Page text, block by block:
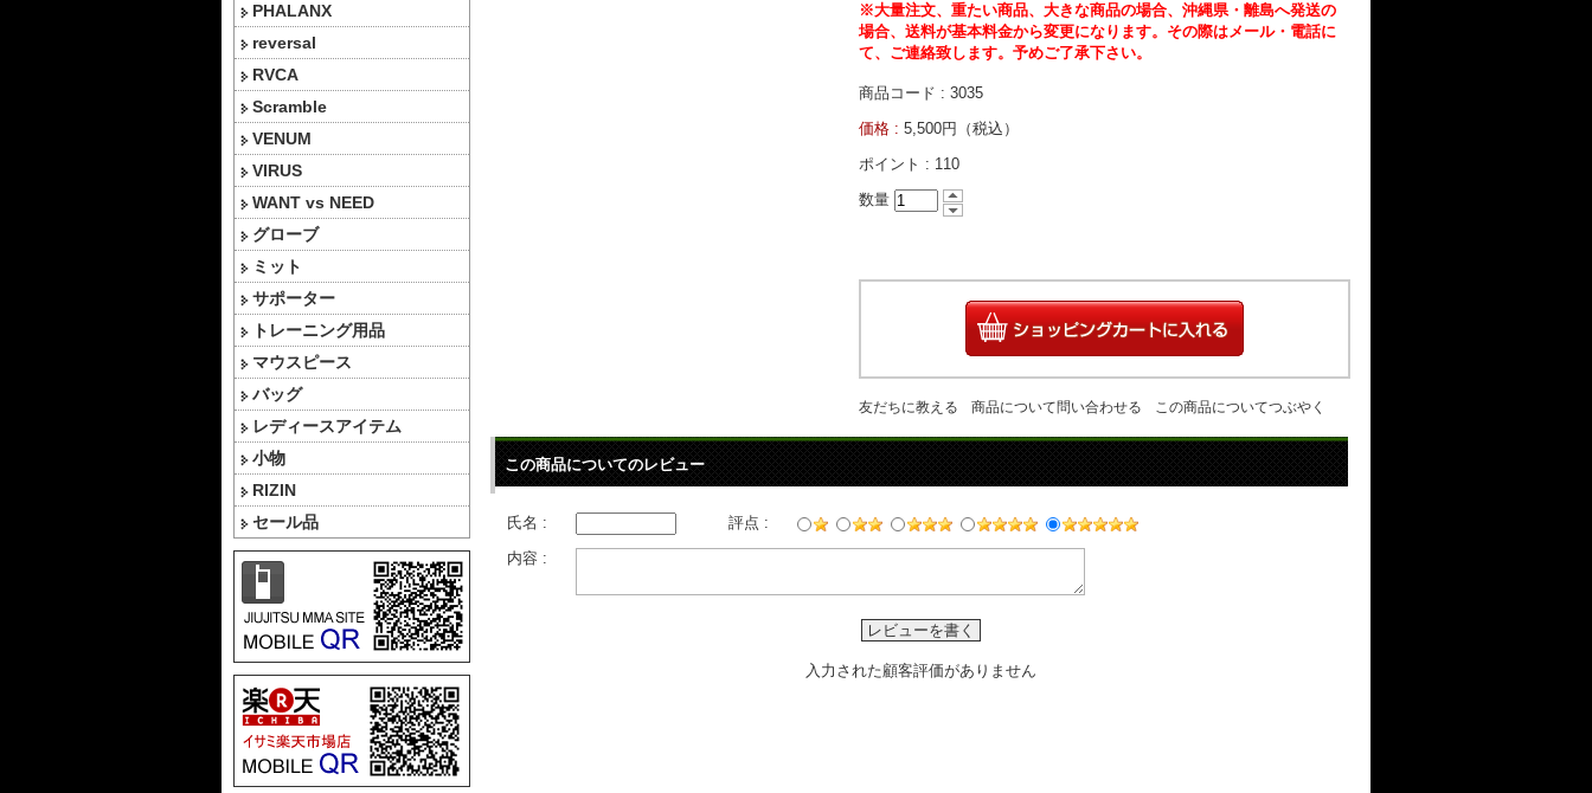
PHALANX
reversal
RVCA
Scramble
VENUM
VIRUS
WANT vs NEED
グローブ
ミット
サポーター
トレーニング用品
マウスピース
バッグ
レディースアイテム
小物
RIZIN
セール品
※大量注文、重たい商品、大きな商品の場合、沖縄県・離島へ発送の
場合、送料が基本料金から変更になります。その際はメール・電話に
て、ご連絡致します。予めご了承下さい。
商品コード : 3035
価格 : 5,500円（税込）
ポイント : 110
数量
友だちに教える 商品について問い合わせる この商品についてつぶやく
この商品についてのレビュー
氏名 :
評点 :
内容 :
レビューを書く
入力された顧客評価がありません